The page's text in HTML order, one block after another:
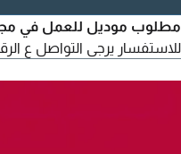
مطلوب موديل للعمل في
للاستفسار يرجى التواصل ع